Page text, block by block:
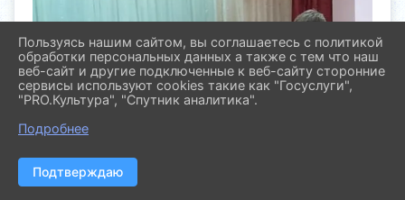
Пользуясь нашим сайтом, вы соглашаетесь с политикой
обработки персональных данных а также с тем что наш
веб-сайт и другие подключенные к веб-сайту сторонние
сервисы используют cookies такие как "Госуслуги",
"PRO.Культура", "Спутник аналитика".
Подробнее
Подтверждаю